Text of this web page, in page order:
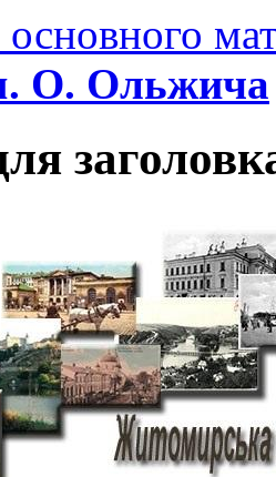
О. Ольжича